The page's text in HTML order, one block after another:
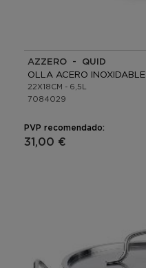
AZZERO - QUID
OLLA ACERO INOXIDABLE
22X18CM - 6,5L
7084029
PVP recomendado:
31,00 €